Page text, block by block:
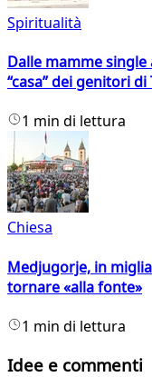
Spiritualità
Dalle mamme
“casa” dei genitori
1 min di lettura
Chiesa
Medjugorje, in
tornare «alla fonte»
1 min di lettura
Idee e commenti